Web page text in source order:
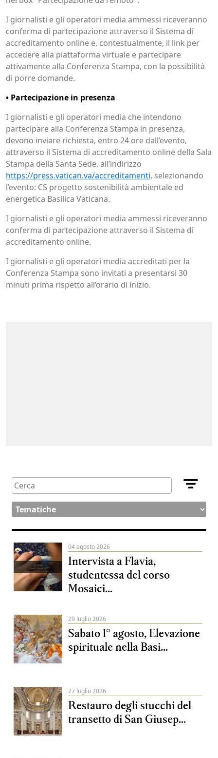
I giornalisti e gli operatori media ammessi riceveranno
conferma di partecipazione attraverso il Sistema di
accreditamento online e, contestualmente, il link per
accedere alla piattaforma virtuale e partecipare
attivamente alla Conferenza Stampa, con la possibilità
di porre domande.
• Partecipazione in presenza
I giornalisti e gli operatori media che intendono
partecipare alla Conferenza Stampa in presenza,
devono inviare richiesta, entro 24 ore dall’evento,
attraverso il Sistema di accreditamento online della Sala
Stampa della Santa Sede, all’indirizzo
https://press.vatican.va/accreditamenti, selezionando
l’evento: CS progetto sostenibilità ambientale ed
energetica Basilica Vaticana.
I giornalisti e gli operatori media ammessi riceveranno
conferma di partecipazione attraverso il Sistema di
accreditamento online.
I giornalisti e gli operatori media accreditati per la
Conferenza Stampa sono invitati a presentarsi 30
minuti prima rispetto all’orario di inizio.
04 agosto 2026
Intervista a Flavia,
studentessa del corso
Mosaici...
29 luglio 2026
Sabato 1° agosto, Elevazione
spirituale nella Basi...
27 luglio 2026
Restauro degli stucchi del
transetto di San Giusep...